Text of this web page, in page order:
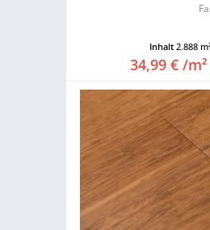
Inhalt2.888
34,99 € /m²